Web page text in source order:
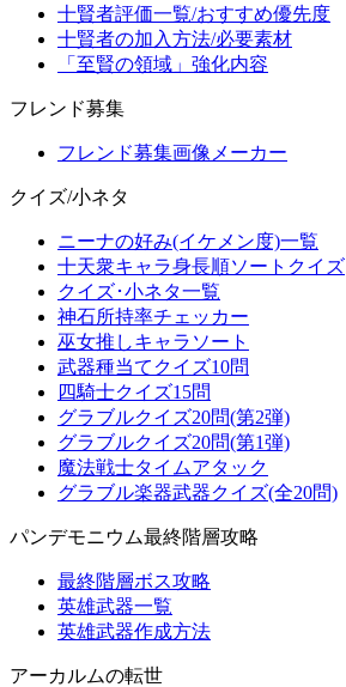
十賢者評価一覧/おすすめ優先度
十賢者の加入方法/必要素材
「至賢の領域」強化内容
フレンド募集
フレンド募集画像メーカー
クイズ/小ネタ
ニーナの好み(イケメン度)一覧
十天衆キャラ身長順ソートクイズ
クイズ･小ネタ一覧
神石所持率チェッカー
巫女推しキャラソート
武器種当てクイズ10問
四騎士クイズ15問
グラブルクイズ20問(第2弾)
グラブルクイズ20問(第1弾)
魔法戦士タイムアタック
グラブル楽器武器クイズ(全20問)
パンデモニウム最終階層攻略
最終階層ボス攻略
英雄武器一覧
英雄武器作成方法
アーカルムの転世